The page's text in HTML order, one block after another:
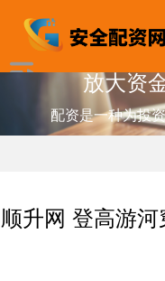
放大资
配资是一种为投
顺升网 登高游